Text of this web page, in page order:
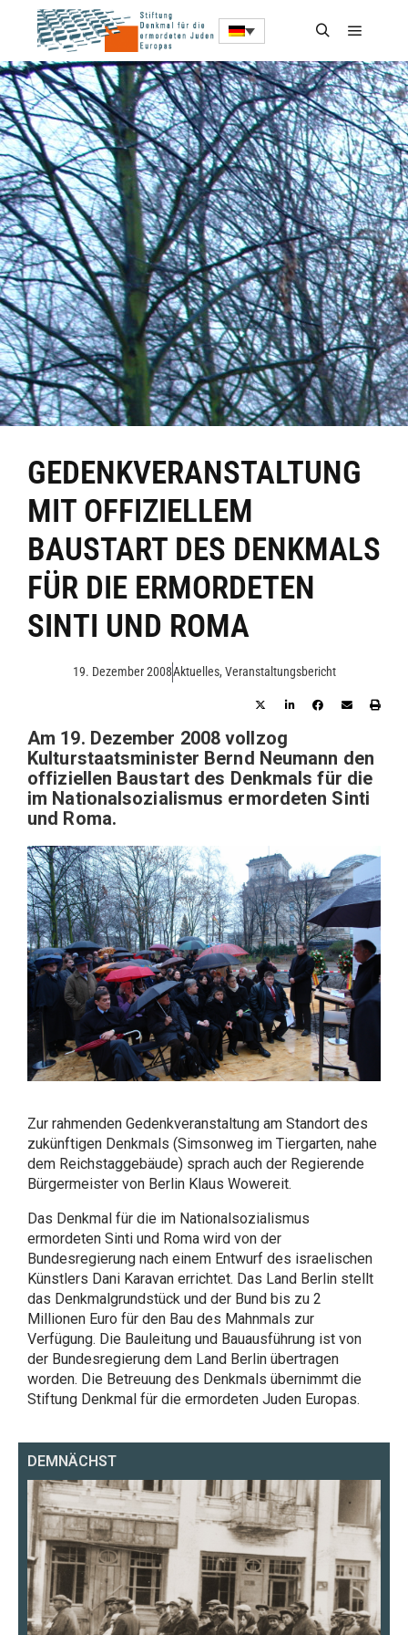
GEDENKVERANSTALTUNG
MIT OFFIZIELLEM
BAUSTART DES DENKMALS
FÜR DIE ERMORDETEN
SINTI UND ROMA
19. Dezember 2008Aktuelles, Veranstaltungsbericht
Am 19. Dezember 2008 vollzog
Kulturstaatsminister Bernd Neumann den
offiziellen Baustart des Denkmals für die
im Nationalsozialismus ermordeten Sinti
und Roma.
Zur rahmenden Gedenkveranstaltung am Standort des
zukünftigen Denkmals (Simsonweg im Tiergarten, nahe
dem Reichstaggebäude) sprach auch der Regierende
Bürgermeister von Berlin Klaus Wowereit.
Das Denkmal für die im Nationalsozialismus
ermordeten Sinti und Roma wird von der
Bundesregierung nach einem Entwurf des israelischen
Künstlers Dani Karavan errichtet. Das Land Berlin stellt
das Denkmalgrundstück und der Bund bis zu 2
Millionen Euro für den Bau des Mahnmals zur
Verfügung. Die Bauleitung und Bauausführung ist von
der Bundesregierung dem Land Berlin übertragen
worden. Die Betreuung des Denkmals übernimmt die
Stiftung Denkmal für die ermordeten Juden Europas.
DEMNÄCHST